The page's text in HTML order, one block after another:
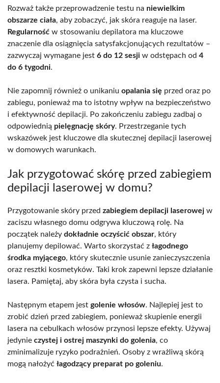
Rozważ także przeprowadzenie testu na niewielkim
obszarze ciała, aby zobaczyć, jak skóra reaguje na laser.
Regularność w stosowaniu depilatora ma kluczowe
znaczenie dla osiągnięcia satysfakcjonujących rezultatów –
zazwyczaj wymagane jest 6 do 12 sesji w odstępach od 4
do 6 tygodni.
Nie zapomnij również o unikaniu opalania się przed oraz po
zabiegu, ponieważ ma to istotny wpływ na bezpieczeństwo
i efektywność depilacji. Po zakończeniu zabiegu zadbaj o
odpowiednią pielęgnację skóry. Przestrzeganie tych
wskazówek jest kluczowe dla skutecznej depilacji laserowej
w domowych warunkach.
Jak przygotować skórę przed zabiegiem
depilacji laserowej w domu?
Przygotowanie skóry przed zabiegiem depilacji laserowej w
zaciszu własnego domu odgrywa kluczową rolę. Na
początek należy dokładnie oczyścić obszar, który
planujemy depilować. Warto skorzystać z łagodnego
środka myjącego, który skutecznie usunie zanieczyszczenia
oraz resztki kosmetyków. Taki krok zapewni lepsze działanie
lasera. Pamiętaj, aby skóra była czysta i sucha.
Następnym etapem jest golenie włosów. Najlepiej jest to
zrobić dzień przed zabiegiem, ponieważ skupienie energii
lasera na cebulkach włosów przynosi lepsze efekty. Używaj
jedynie czystej i ostrej maszynki do golenia, co
zminimalizuje ryzyko podrażnień. Osoby z wrażliwą skórą
mogą nałożyć łagodzący preparat po goleniu.